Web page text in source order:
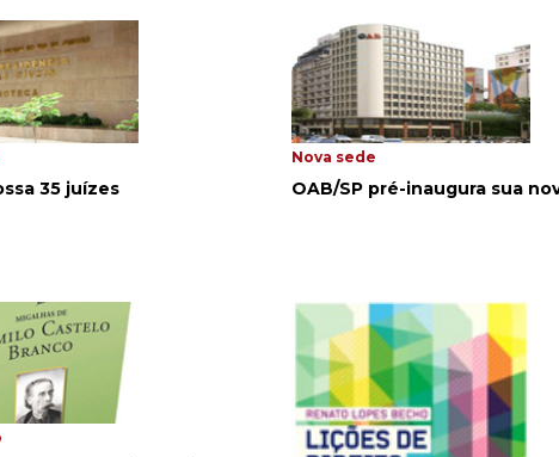
35 juízes
Nova sede
OAB/SP pré-inaugura sua